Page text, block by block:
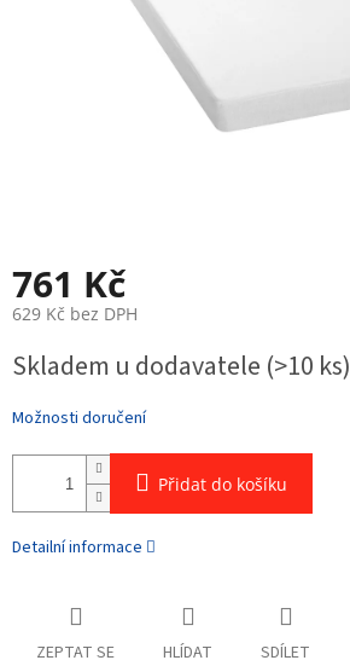
761 Kč
629 Kč bez DPH
cena:
Skladem u dodavatele (>10 ks)
Možnosti doručení
Přidat do košíku
Detailní informace
ZEPTAT SE HLÍDAT SDÍLET